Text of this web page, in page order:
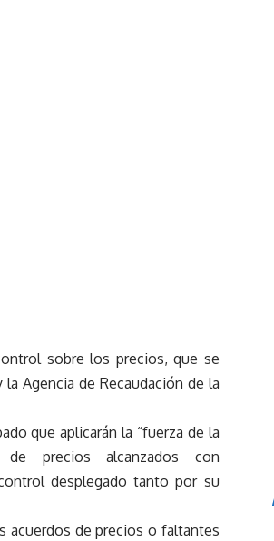
sobre los precios, que se
Agencia de Recaudación de la
que aplicarán la “fuerza de la
precios alcanzados con
desplegado tanto por su
acuerdos de precios o faltantes